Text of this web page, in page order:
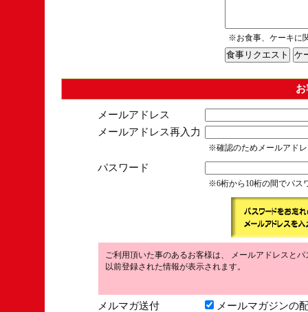
※お食事、ケーキに
メールアドレス
メールアドレス再入力
※確認のためメールアド
パスワード
※6桁から10桁の間でパス
ご利用頂いた事のあるお客様は、 メールアドレスと
以前登録された情報が表示されます。
メルマガ送付 メールマガジンの